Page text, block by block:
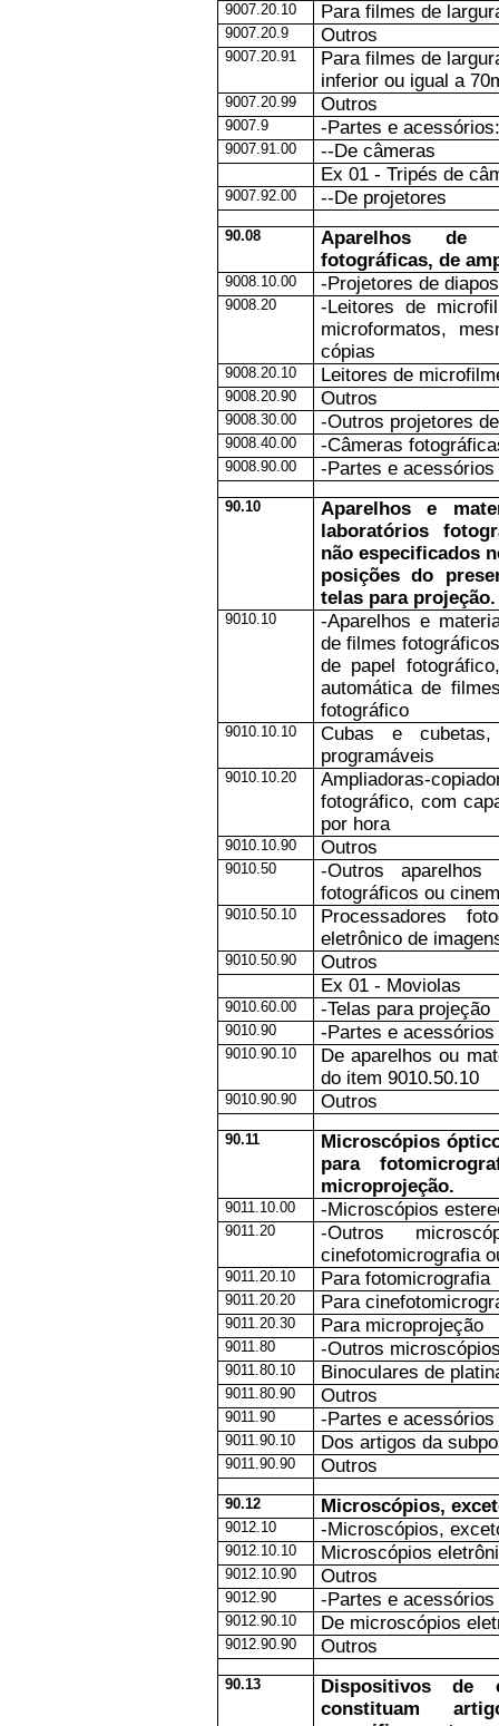
9007.20.10 Para filmes de
9007.20.9 Outros
9007.20.91
Para filmes de
inferior ou igual a
9007.20.99 Outros
9007.9 -Partes e acessórios:
9007.91.00
--De câmeras
Ex 01 - Tripés de
9007.92.00 --De projetores
90.08
Aparelhos de
fotográficas, de
9008.10.00 -Projetores de
9008.20
-Leitores de
microformatos,
cópias
9008.20.10 Leitores de
9008.20.90 Outros
9008.30.00 -Outros projetores
9008.40.00 -Câmeras
9008.90.00 -Partes e acessórios
90.10
Aparelhos e
laboratórios
não especificados
posições do
telas para projeção.
9010.10
-Aparelhos e
de filmes
de papel
automática de
fotográfico
9010.10.10
Cubas e
programáveis
9010.10.20
Ampliadoras-
fotográfico, com
por hora
9010.10.90 Outros
9010.50
-Outros
fotográficos ou
9010.50.10
Processadores
eletrônico de
9010.50.90
Outros
Ex 01 - Moviolas
9010.60.00 -Telas para projeção
9010.90 -Partes e acessórios
9010.90.10
De aparelhos ou
do item 9010.50.10
9010.90.90 Outros
90.11
Microscópios
para
microprojeção.
9011.10.00 -Microscópios
9011.20
-Outros
cinefotomicrografia
9011.20.10 Para fotomicrografia
9011.20.20 Para
9011.20.30 Para microprojeção
9011.80 -Outros
9011.80.10 Binoculares de
9011.80.90 Outros
9011.90 -Partes e acessórios
9011.90.10 Dos artigos da
9011.90.90 Outros
90.12 Microscópios,
9012.10 -Microscópios,
9012.10.10 Microscópios
9012.10.90 Outros
9012.90 -Partes e acessórios
9012.90.10 De microscópios
9012.90.90 Outros
90.13
Dispositivos de
constituam